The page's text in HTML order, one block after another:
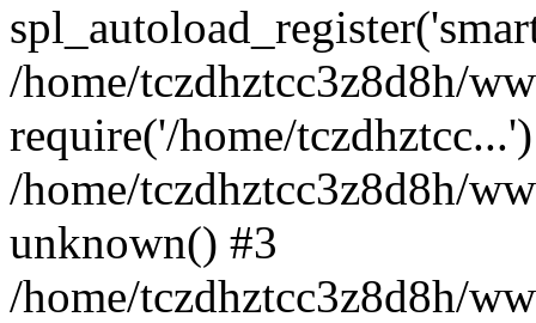
/home/tczdhztcc3z8d8h/
require('/home/
/home/tczdhztcc3z8d8h/
unknown() #3
/home/tczdhztcc3z8d8h/